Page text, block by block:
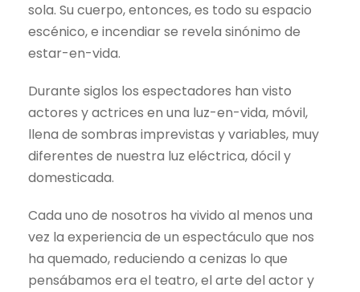
sola. Su cuerpo, entonces, es todo su espacio
escénico, e incendiar se revela sinónimo de
estar-en-vida.
Durante siglos los espectadores han visto
actores y actrices en una luz-en-vida, móvil,
llena de sombras imprevistas y variables, muy
diferentes de nuestra luz eléctrica, dócil y
domesticada.
Cada uno de nosotros ha vivido al menos una
vez la experiencia de un espectáculo que nos
ha quemado, reduciendo a cenizas lo que
pensábamos era el teatro, el arte del actor y